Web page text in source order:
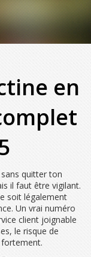
en
quitter ton
il faut être vigilant.
soit légalement
Un vrai numéro
client joignable
le risque de